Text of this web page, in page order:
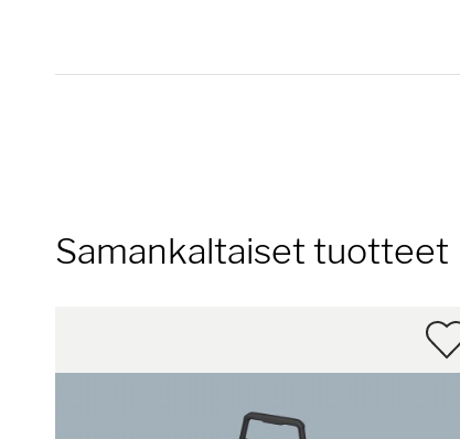
Samankaltaiset tuotteet